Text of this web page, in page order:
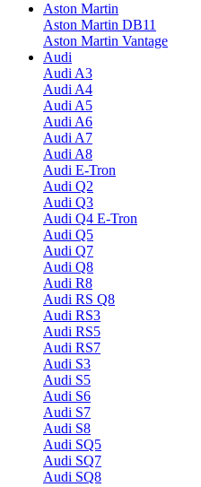
Aston Martin
Aston Martin DB11
Aston Martin Vantage
Audi
Audi A3
Audi A4
Audi A5
Audi A6
Audi A7
Audi A8
Audi E-Tron
Audi Q2
Audi Q3
Audi Q4 E-Tron
Audi Q5
Audi Q7
Audi Q8
Audi R8
Audi RS Q8
Audi RS3
Audi RS5
Audi RS7
Audi S3
Audi S5
Audi S6
Audi S7
Audi S8
Audi SQ5
Audi SQ7
Audi SQ8